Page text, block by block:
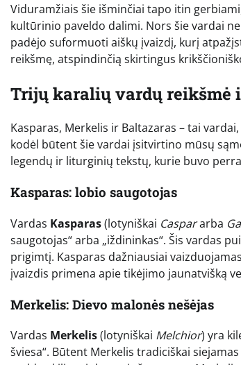
Viduramžiais šie išminčiai tapo itin
kultūrinio paveldo dalimi. Nors šie vardai
padėjo suformuoti aiškų įvaizdį, kurį
reikšmę, atspindinčią skirtingus
Trijų karalių vardų reikšmė
Kasparas, Merkelis ir Baltazaras – tai
kodėl būtent šie vardai įsitvirtino mūsų
legendų ir liturginių tekstų, kurie buvo
Kasparas: lobio saugotojas
Vardas Kasparas(lotyniškai Caspararba
saugotojas“ arba „iždininkas“. Šis vardas
prigimtį. Kasparas dažniausiai
įvaizdis primena apie tikėjimo jaunatvišką
Merkelis: Dievo malonės nešėjas
Vardas Merkelis(lotyniškai Melchior) yra
šviesa“. Būtent Merkelis tradiciškai